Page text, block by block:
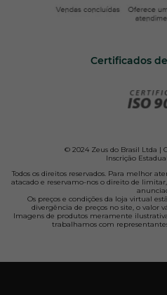
Certificados
© 2024 Zeus do Brasil Ltda |
Inscrição
Todos os direitos reservados. Para melhor
atacado e reservamo-nos o direito de
Os preços e condições da loja virtual
divergência de preços no site, o valor
Imagens de produtos meramente
trabalhamos com